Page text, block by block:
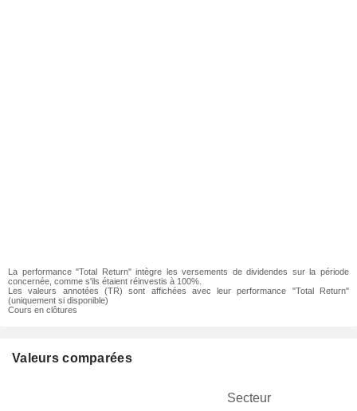
La performance "Total Return" intègre les versements de dividendes sur la période
concernée, comme s'ils étaient réinvestis à 100%.
Les valeurs annotées (TR) sont affichées avec leur performance "Total Return"
(uniquement si disponible)
Cours en clôtures
Valeurs comparées
Secteur